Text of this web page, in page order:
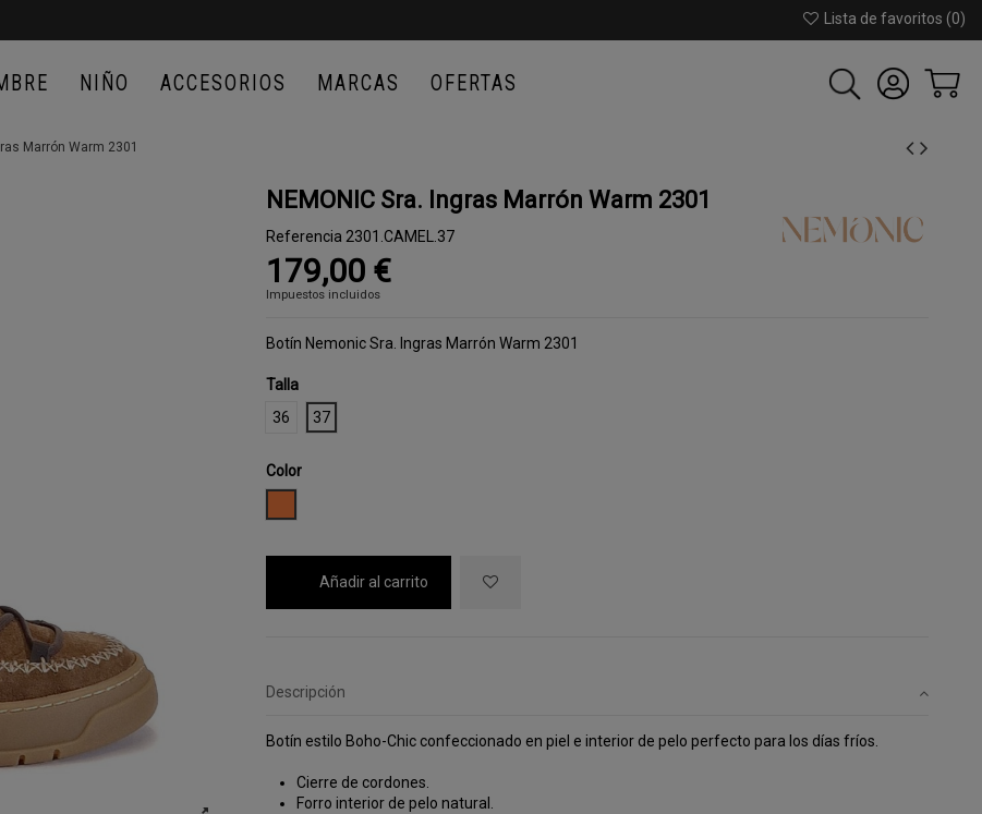
Lista de favoritos (0)
NIÑO ACCESORIOS MARCAS OFERTAS
Marrón Warm 2301
NEMONIC Sra. Ingras Marrón Warm 2301
Referencia 2301.CAMEL.37
179,00 €
Impuestos incluidos
Botín Nemonic Sra. Ingras Marrón Warm 2301
Talla
36
37
Color
Añadir al carrito
Descripción
Botín estilo Boho-Chic confeccionado en piel e interior de pelo perfecto para los días fríos.
Cierre de cordones.
Forro interior de pelo natural.